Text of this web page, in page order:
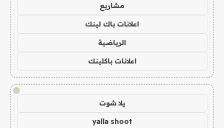
مشاريع
اعلانات باك لينك
الرياضية
اعلانات باكلينك
!
يلا شوت
yalla shoot